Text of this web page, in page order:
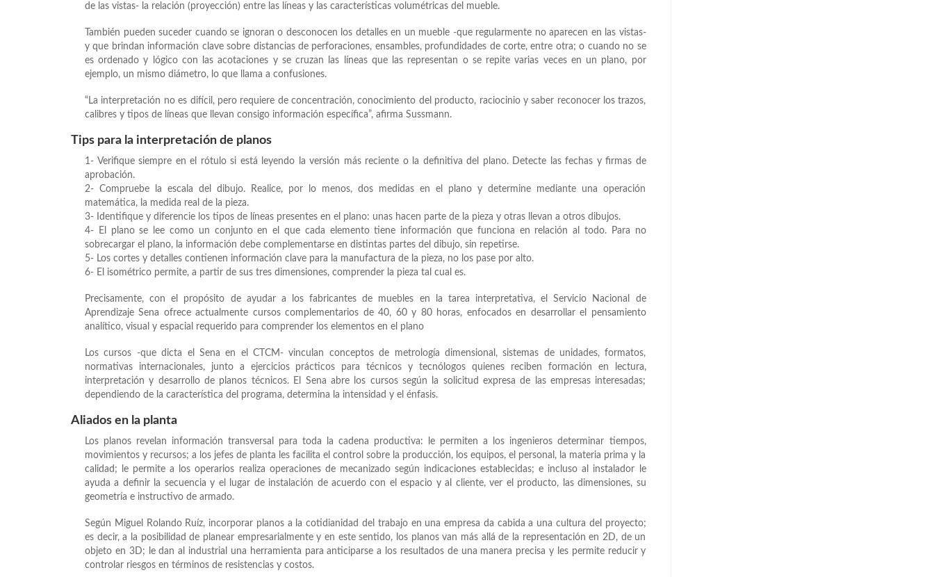
de las vistas- la relación (proyección) entre las líneas y las características volumétricas del mueble.
También pueden suceder cuando se ignoran o desconocen los detalles en un mueble -que regularmente no aparecen en las vistas-
y que brindan información clave sobre distancias de perforaciones, ensambles, profundidades de corte, entre otra; o cuando no se
es ordenado y lógico con las acotaciones y se cruzan las líneas que las representan o se repite varias veces en un plano, por
ejemplo, un mismo diámetro, lo que llama a confusiones.
“La interpretación no es difícil, pero requiere de concentración, conocimiento del producto, raciocinio y saber reconocer los trazos,
calibres y tipos de líneas que llevan consigo información específica”, afirma Sussmann.
Tips para la interpretación de planos
1- Verifique siempre en el rótulo si está leyendo la versión más reciente o la definitiva del plano. Detecte las fechas y firmas de
aprobación.
2- Compruebe la escala del dibujo. Realice, por lo menos, dos medidas en el plano y determine mediante una operación
matemática, la medida real de la pieza.
3- Identifique y diferencie los tipos de líneas presentes en el plano: unas hacen parte de la pieza y otras llevan a otros dibujos.
4- El plano se lee como un conjunto en el que cada elemento tiene información que funciona en relación al todo. Para no
sobrecargar el plano, la información debe complementarse en distintas partes del dibujo, sin repetirse.
5- Los cortes y detalles contienen información clave para la manufactura de la pieza, no los pase por alto.
6- El isométrico permite, a partir de sus tres dimensiones, comprender la pieza tal cual es.
Precisamente, con el propósito de ayudar a los fabricantes de muebles en la tarea interpretativa, el Servicio Nacional de
Aprendizaje Sena ofrece actualmente cursos complementarios de 40, 60 y 80 horas, enfocados en desarrollar el pensamiento
analítico, visual y espacial requerido para comprender los elementos en el plano
Los cursos -que dicta el Sena en el CTCM- vinculan conceptos de metrología dimensional, sistemas de unidades, formatos,
normativas internacionales, junto a ejercicios prácticos para técnicos y tecnólogos quienes reciben formación en lectura,
interpretación y desarrollo de planos técnicos. El Sena abre los cursos según la solicitud expresa de las empresas interesadas;
dependiendo de la característica del programa, determina la intensidad y el énfasis.
Aliados en la planta
Los planos revelan información transversal para toda la cadena productiva: le permiten a los ingenieros determinar tiempos,
movimientos y recursos; a los jefes de planta les facilita el control sobre la producción, los equipos, el personal, la materia prima y la
calidad; le permite a los operarios realiza operaciones de mecanizado según indicaciones establecidas; e incluso al instalador le
ayuda a definir la secuencia y el lugar de instalación de acuerdo con el espacio y al cliente, ver el producto, las dimensiones, su
geometría e instructivo de armado.
Según Miguel Rolando Ruíz, incorporar planos a la cotidianidad del trabajo en una empresa da cabida a una cultura del proyecto;
es decir, a la posibilidad de planear empresarialmente y en este sentido, los planos van más allá de la representación en 2D, de un
objeto en 3D; le dan al industrial una herramienta para anticiparse a los resultados de una manera precisa y les permite reducir y
controlar riesgos en términos de resistencias y costos.